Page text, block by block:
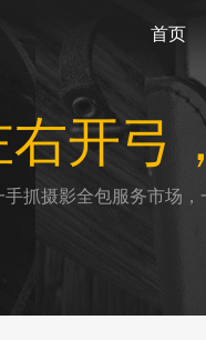
首页
右开弓
手抓摄影全包服务市场